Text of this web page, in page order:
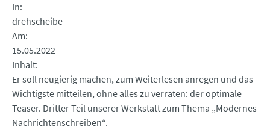
In
drehscheibe
Am
15.05.2022
Inhalt
Er soll neugierig machen, zum Weiterlesen anregen und das
Wichtigste mitteilen, ohne alles zu verraten: der optimale
Teaser. Dritter Teil unserer Werkstatt zum Thema „Modernes
Nachrichtenschreiben“.